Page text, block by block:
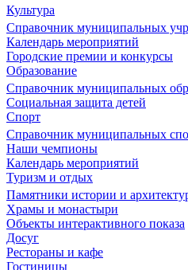
Культура
Справочник муниципальных
Календарь мероприятий
Городские премии и конкурсы
Образование
Справочник муниципальных
Социальная защита детей
Спорт
Справочник муниципальных
Наши чемпионы
Календарь мероприятий
Туризм и отдых
Памятники истории и
Храмы и монастыри
Объекты интерактивного показа
Досуг
Рестораны и кафе
Гостиницы